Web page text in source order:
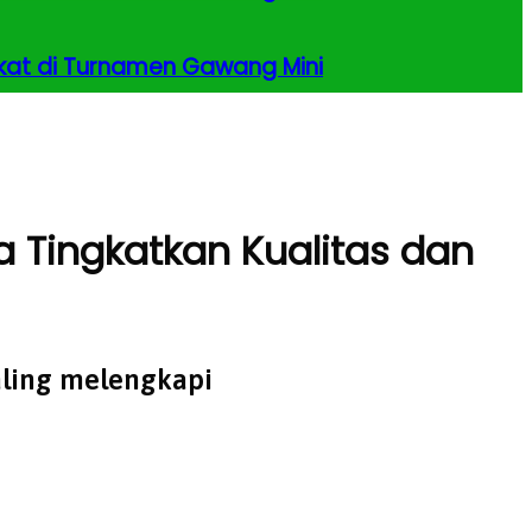
di Turnamen Gawang Mini
Tingkatkan Kualitas dan
melengkapi